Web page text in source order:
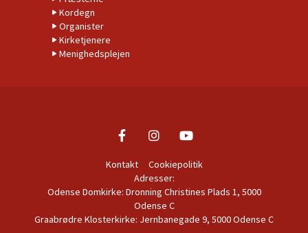
Kordegn
Organister
Kirketjenere
Menighedsplejen
Kontakt
Cookiepolitik
Adresser:
Odense Domkirke: Dronning Christines Plads 1, 5000
Odense C
Graabrødre Klosterkirke: Jernbanegade 9, 5000 Odense C